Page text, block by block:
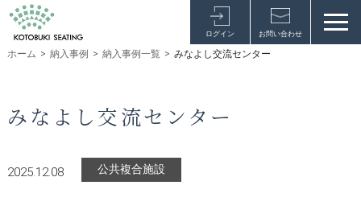
ログイン お問い合わせ
ホーム > 納入事例 > 納入事例一覧 > みなよし交流センター
みなよし交流センター
2025.12.08 公共複合施設